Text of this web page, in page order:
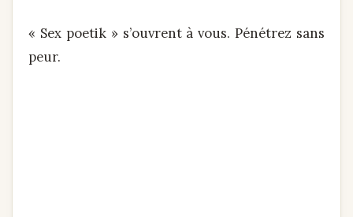
« Sex poetik » s’ouvrent à vous. Pénétrez sans
peur.